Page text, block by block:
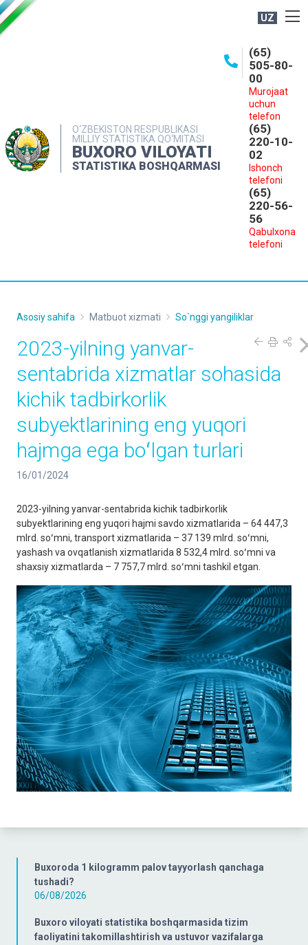
UZ
O‘ZBEKISTON RESPUBLIKASI
MILLIY STATISTIKA QO‘MITASI
BUXORO VILOYATI
STATISTIKA BOSHQARMASI
(65)
505-80-
00
Murojaat
uchun
telefon
(65)
220-10-
02
Ishonch
telefoni
(65)
220-56-
56
Qabulxona
telefoni
MATBUOT XIZMATI
MUROJAATLAR
Buxoroda 1 kilogramm palov tayyorlash qanchaga
tushadi?
06/08/2026
Buxoro viloyati statistika boshqarmasida tizim
faoliyatini takomillashtirish va ustuvor vazifalarga
Asosiy sahifa Matbuot xizmati So`nggi yangiliklar
2023-yilning yanvar-
sentabrida xizmatlar sohasida
kichik tadbirkorlik
subyektlarining eng yuqori
hajmga ega boʻlgan turlari
16/01/2024
2023-yilning yanvar-sentabrida kichik tadbirkorlik
subyektlarining eng yuqori hajmi savdo xizmatlarida – 64 447,3
mlrd. soʻmni, transport xizmatlarida – 37 139 mlrd. soʻmni,
yashash va ovqatlanish xizmatlarida 8 532,4 mlrd. soʻmni va
shaxsiy xizmatlarda – 7 757,7 mlrd. soʻmni tashkil etgan.